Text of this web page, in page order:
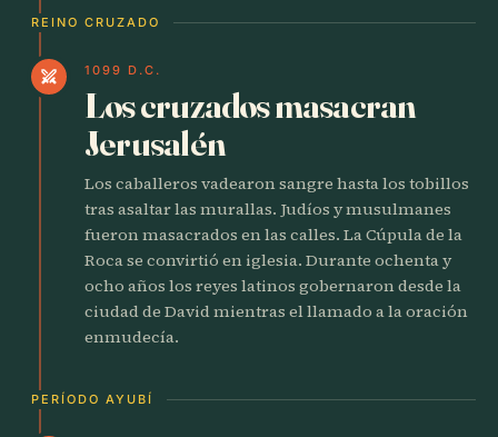
REINO CRUZADO
swords 1099 D.C.
Los cruzados masacran
Jerusalén
Los caballeros vadearon sangre hasta los tobillos
tras asaltar las murallas. Judíos y musulmanes
fueron masacrados en las calles. La Cúpula de la
Roca se convirtió en iglesia. Durante ochenta y
ocho años los reyes latinos gobernaron desde la
ciudad de David mientras el llamado a la oración
enmudecía.
PERÍODO AYUBÍ